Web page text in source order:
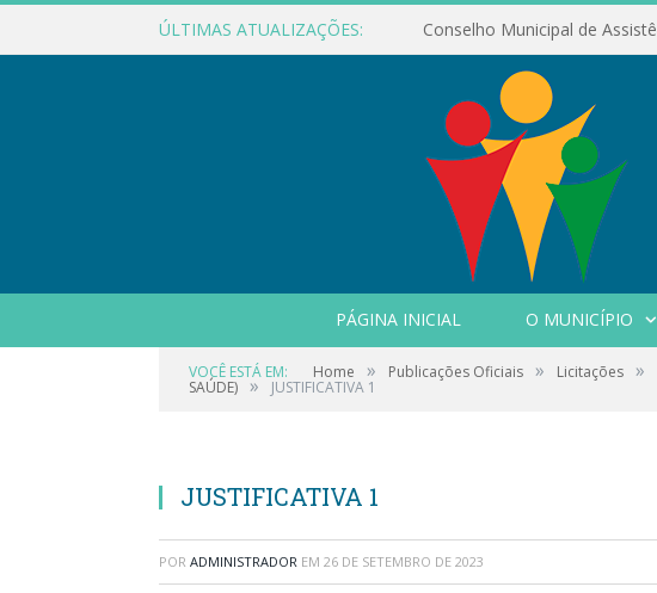
ÚLTIMAS ATUALIZAÇÕES:
PÁGINA INICIAL O MUNICÍPIO
VOCÊ ESTÁ EM: Home » Publicações Oficiais » Licitações »
SAÚDE) » JUSTIFICATIVA 1
JUSTIFICATIVA 1
POR ADMINISTRADOR EM 26 DE SETEMBRO DE 2023